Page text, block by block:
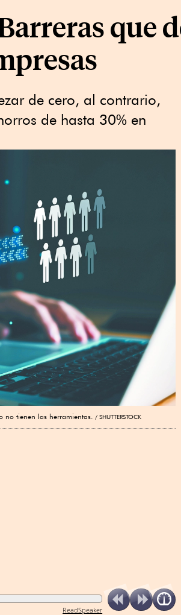
que
de cero, al contrario,
de hasta 30% en
no tienen las herramientas. SHUTTERSTOCK
ReadSpeaker